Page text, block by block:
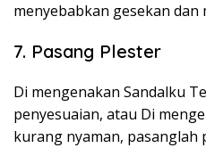
menyebabkan gesekan
7. Pasang Plester
Di mengenakan Sandalku
penyesuaian, atau Di
kurang nyaman, pasanglah